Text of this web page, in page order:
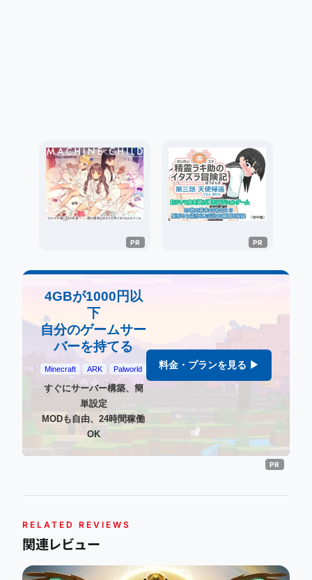
4GBが1000円以
下
自分のゲームサー
バーを持てる
Minecraft ARK Palworld
すぐにサーバー構築、簡
単設定
MODも自由、24時間稼働
OK
料金・プランを見る ▶
RELATED REVIEWS
関連レビュー